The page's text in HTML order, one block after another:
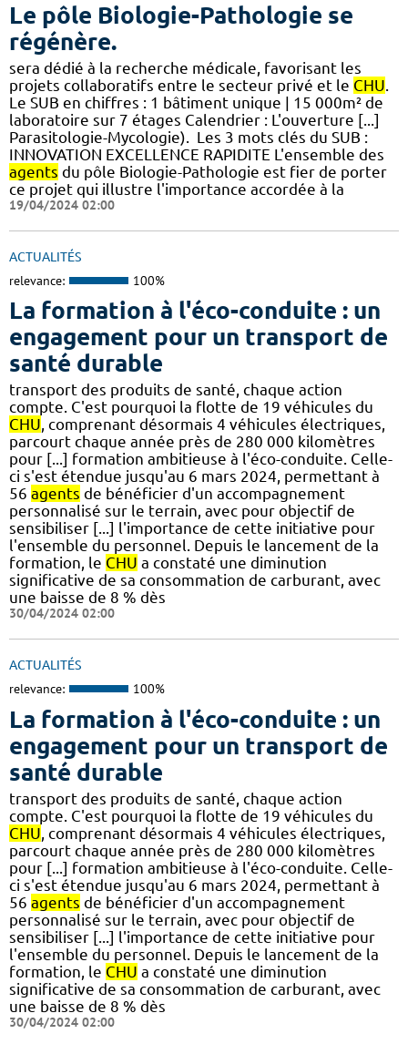
Le pôle Biologie-Pathologie se
régénère.
sera dédié à la recherche médicale, favorisant les
projets collaboratifs entre le secteur privé et le CHU
Le SUB en chiffres : 1 bâtiment unique | 15 000m² de
laboratoire sur 7 étages​​ Calendrier : L'ouverture [...]
Parasitologie-Mycologie). ​ Les 3 mots clés du SUB :
INNOVATION EXCELLENCE RAPIDITE L'ensemble des
agents du pôle Biologie-Pathologie est fier de porter
ce projet qui illustre l'importance accordée à la
19/04/2024 02:00
ACTUALITÉS
relevance: 100%
La formation à l'éco-conduite : un
engagement pour un transport de
santé durable
transport des produits de santé, chaque action
compte. C'est pourquoi la flotte de 19 véhicules du
CHU, comprenant désormais 4 véhicules électriques,
parcourt chaque année près de 280 000 kilomètres
pour [...] formation ambitieuse à l'éco-conduite. Celle-
ci s'est étendue jusqu'au 6 mars 2024, permettant à
56 agents de bénéficier d'un accompagnement
personnalisé sur le terrain, avec pour objectif de
sensibiliser [...] l'importance de cette initiative pour
l'ensemble du personnel. Depuis le lancement de la
formation, le CHU a constaté une diminution
significative de sa consommation de carburant, avec
une baisse de 8 % dès
30/04/2024 02:00
ACTUALITÉS
relevance: 100%
La formation à l'éco-conduite : un
engagement pour un transport de
santé durable
transport des produits de santé, chaque action
compte. C'est pourquoi la flotte de 19 véhicules du
CHU , comprenant désormais 4 véhicules électriques,
parcourt chaque année près de 280 000 kilomètres
pour [...] formation ambitieuse à l'éco-conduite. Celle-
ci s'est étendue jusqu'au 6 mars 2024, permettant à
56 agents de bénéficier d'un accompagnement
personnalisé sur le terrain, avec pour objectif de
sensibiliser [...] l'importance de cette initiative pour
l'ensemble du personnel. Depuis le lancement de la
formation, le CHU a constaté une diminution
significative de sa consommation de carburant, avec
une baisse de 8 % dès
30/04/2024 02:00